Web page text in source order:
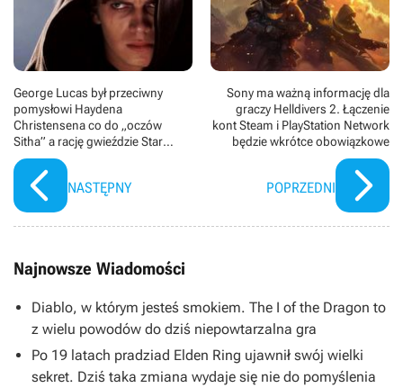
George Lucas był przeciwny
pomysłowi Haydena
Christensena co do „oczów
Sitha” a rację gwieździe Star
Wars przyznał dopiero po kilku
dniach
NASTĘPNY
Sony ma ważną informację dla
graczy Helldivers 2. Łączenie
kont Steam i PlayStation Network
będzie wkrótce obowiązkowe
POPRZEDNI
Najnowsze Wiadomości
Diablo, w którym jesteś smokiem. The I of the Dragon to
z wielu powodów do dziś niepowtarzalna gra
Po 19 latach pradziad Elden Ring ujawnił swój wielki
sekret. Dziś taka zmiana wydaje się nie do pomyślenia